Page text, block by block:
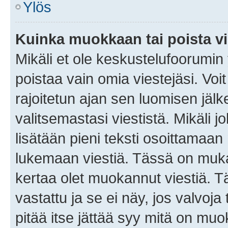
Ylös
Kuinka muokkaan tai poista
Mikäli et ole
poistaa vain omia viestejäsi.
rajoitetun ajan sen luomisen
valitsemastasi viestistä. Mikäli
lisätään pieni teksti
lukemaan viestiä. Tässä on
kertaa olet muokannut viestiä.
vastattu ja se ei näy, jos
pitää itse jättää syy mitä on